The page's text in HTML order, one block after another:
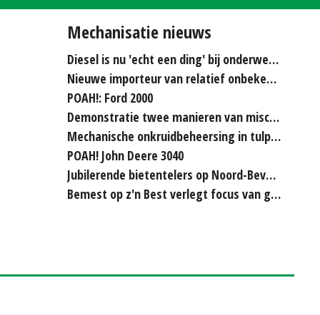
Mechanisatie nieuws
Diesel is nu 'echt een ding' bij onderwerken
Nieuwe importeur van relatief onbekende merken...
POAH!: Ford 2000
Demonstratie twee manieren van miscanthus hakselen
Mechanische onkruidbeheersing in tulpenteelt steeds...
POAH! John Deere 3040
Jubilerende bietentelers op Noord-Beveland rijden elkaar...
Bemest op z'n Best verlegt focus van grasland naar bouwland